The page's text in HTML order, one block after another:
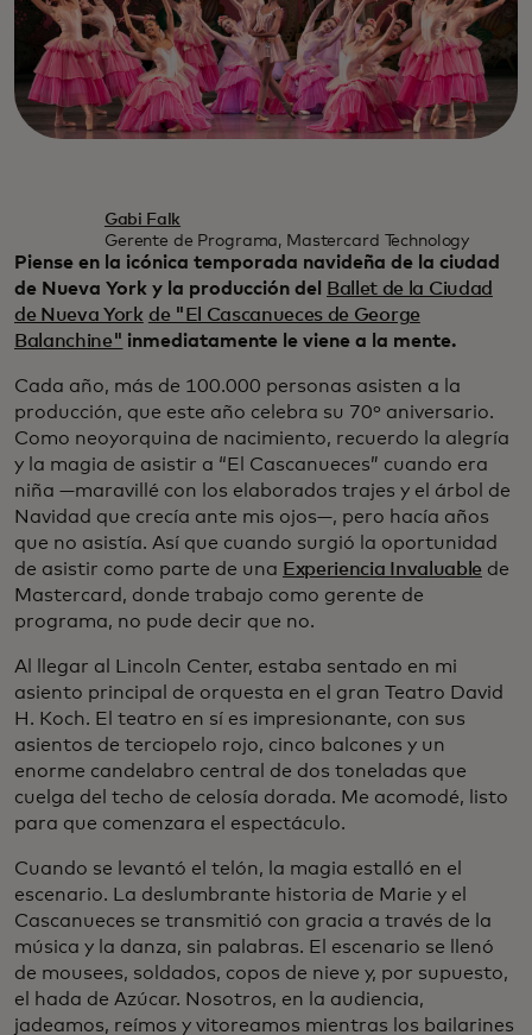
Gabi Falk
Gerente de Programa, Mastercard Technology
Piense en la icónica temporada navideña de la ciudad
de Nueva York y la producción del
Ballet de la Ciudad
de Nueva York de "El Cascanueces de George
Balanchine" inmediatamente le viene a la mente.
Cada año, más de 100.000 personas asisten a la
producción, que este año celebra su 70º aniversario.
Como neoyorquina de nacimiento, recuerdo la alegría
y la magia de asistir a “El Cascanueces” cuando era
niña —maravillé con los elaborados trajes y el árbol de
Navidad que crecía ante mis ojos—, pero hacía años
que no asistía. Así que cuando surgió la oportunidad
de asistir como parte de una Experiencia Invaluable de
Mastercard, donde trabajo como gerente de
programa, no pude decir que no.
Al llegar al Lincoln Center, estaba sentado en mi
asiento principal de orquesta en el gran Teatro David
H. Koch. El teatro en sí es impresionante, con sus
asientos de terciopelo rojo, cinco balcones y un
enorme candelabro central de dos toneladas que
cuelga del techo de celosía dorada. Me acomodé, listo
para que comenzara el espectáculo.
Cuando se levantó el telón, la magia estalló en el
escenario. La deslumbrante historia de Marie y el
Cascanueces se transmitió con gracia a través de la
música y la danza, sin palabras. El escenario se llenó
de mousees, soldados, copos de nieve y, por supuesto,
el hada de Azúcar. Nosotros, en la audiencia,
jadeamos, reímos y vitoreamos mientras los bailarines